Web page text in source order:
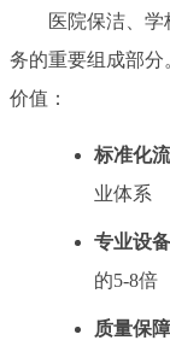
医院保洁、
务的重要组成部
价值：
标准化
业体系
专业设备
的5-8倍
质量保障